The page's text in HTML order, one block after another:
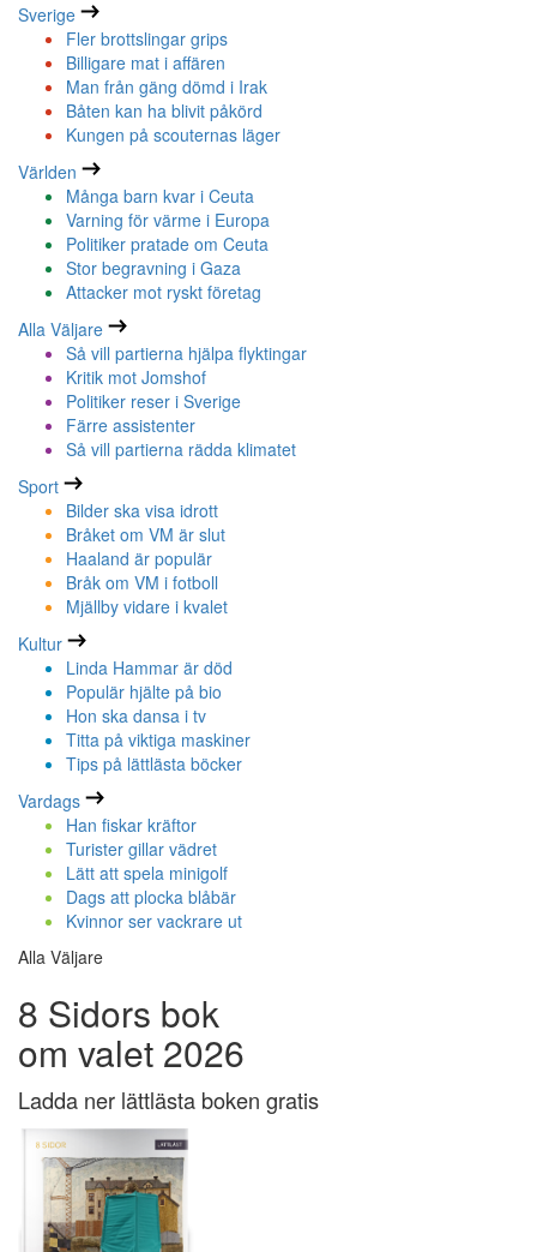
Sverige
Fler brottslingar grips
Billigare mat i affären
Man från gäng dömd i Irak
Båten kan ha blivit påkörd
Kungen på scouternas läger
Världen
Många barn kvar i Ceuta
Varning för värme i Europa
Politiker pratade om Ceuta
Stor begravning i Gaza
Attacker mot ryskt företag
Alla Väljare
Så vill partierna hjälpa flyktingar
Kritik mot Jomshof
Politiker reser i Sverige
Färre assistenter
Så vill partierna rädda klimatet
Sport
Bilder ska visa idrott
Bråket om VM är slut
Haaland är populär
Bråk om VM i fotboll
Mjällby vidare i kvalet
Kultur
Linda Hammar är död
Populär hjälte på bio
Hon ska dansa i tv
Titta på viktiga maskiner
Tips på lättlästa böcker
Vardags
Han fiskar kräftor
Turister gillar vädret
Lätt att spela minigolf
Dags att plocka blåbär
Kvinnor ser vackrare ut
Alla Väljare
8 Sidors bok
om valet 2026
Ladda ner lättlästa boken gratis